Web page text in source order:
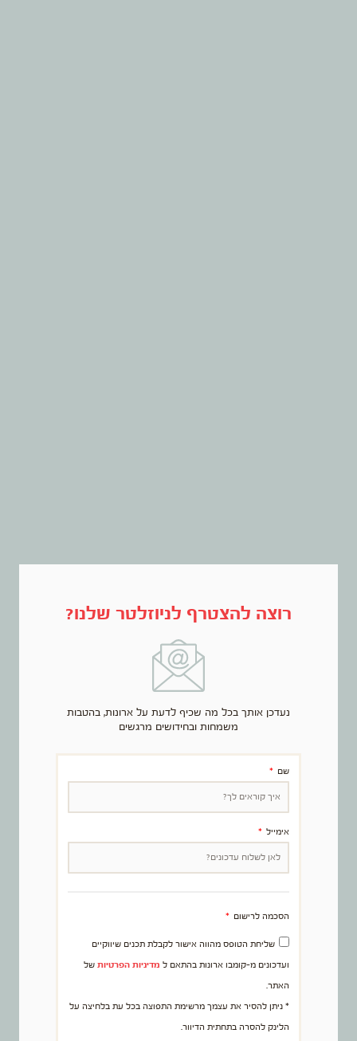
רוצה להצטרף לניוזלטר שלנו?
נעדכן אותך בכל מה שכיף לדעת על ארונות, בהטבות
משמחות ובחידושים מרגשים
שם
אימייל
הסכמה לרישום
שליחת הטופס מהווה אישור לקבלת תכנים שיווקיים
ועדכונים מ-קומבו ארונות בהתאם ל מדיניות הפרטיות של
האתר.
* ניתן להסיר את עצמך מרשימת התפוצה בכל עת בלחיצה על
הלינק להסרה בתחתית הדיוור.